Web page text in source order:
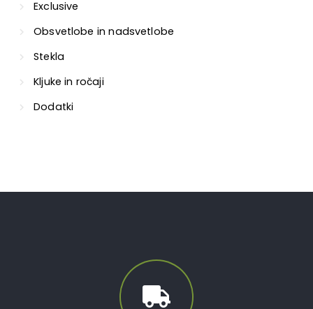
Exclusive
Obsvetlobe in nadsvetlobe
Stekla
Kljuke in ročaji
Dodatki